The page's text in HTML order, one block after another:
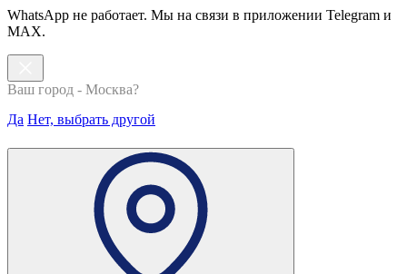
WhatsApp не работает. Мы на связи в приложении Telegram и
MAX.
Ваш город - Москва?
Да Нет, выбрать другой